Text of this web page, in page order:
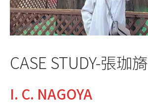
CASE STUDY-張珈旖
I. C. NAGOYA